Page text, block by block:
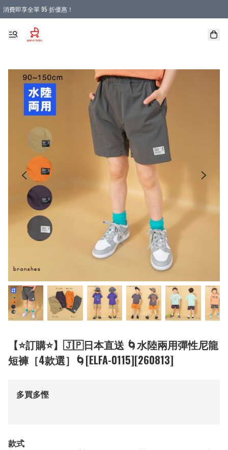
消費即享全單 95 折優惠！
購物滿 HKD 900.00即享免運費優惠！（適用於 本地送貨、本地取貨 )
【⭐訂購⭐】🇯🇵日本直送 🌀水陸兩用彈性尼龍
短褲［4款選］🌀[ELFA-0115][260813]
多買多慳
款式